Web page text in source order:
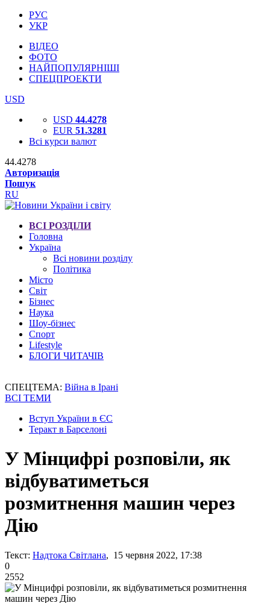
РУС
УКР
ВІДЕО
ФОТО
НАЙПОПУЛЯРНІШІ
СПЕЦПРОЕКТИ
USD
USD 44.4278
EUR 51.3281
Всі курси валют
44.4278
Авторизація
Пошук
RU
ВСІ РОЗДІЛИ
Головна
Україна
Всі новини розділу
Політика
Місто
Світ
Бізнес
Наука
Шоу-бізнес
Спорт
Lifestyle
БЛОГИ ЧИТАЧІВ
СПЕЦТЕМА: Війна в Ірані
ВСІ ТЕМИ
Вступ України в ЄС
Теракт в Барселоні
У Мінцифрі розповіли, як
відбуватиметься
розмитнення машин через
Дію
Текст: Надтока Світлана, 15 червня 2022, 17:38
0
2552